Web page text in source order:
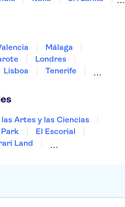
Málaga
Londres
Lisboa
Tenerife
Artes y las Ciencias
El Escorial
Land